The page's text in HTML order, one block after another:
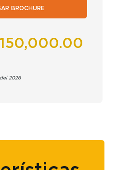
BROCHURE
2026